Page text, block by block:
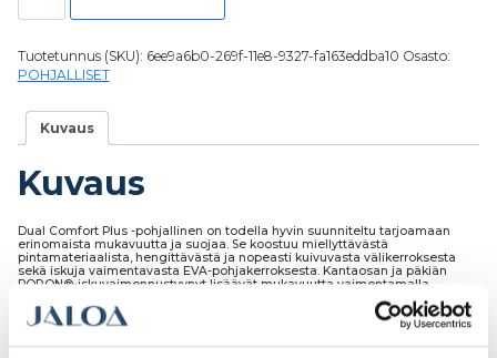
Tuotetunnus (SKU): 6ee9a6b0-269f-11e8-9327-fa163eddba10 Osasto:
POHJALLISET
Kuvaus
Kuvaus
Dual Comfort Plus -pohjallinen on todella hyvin suunniteltu tarjoamaan
erinomaista mukavuutta ja suojaa. Se koostuu miellyttävästä
pintamateriaalista, hengittävästä ja nopeasti kuivuvasta välikerroksesta
sekä iskuja vaimentavasta EVA-pohjakerroksesta. Kantaosan ja päkiän
PORON®-iskuvaimennustyynyt lisäävät mukavuutta vaimentamalla
ulkopuolisia iskuja. Lisäksi pohjallisessa oleva SieviBalance®-
holvikaarentuki parantaa kiertojäykkyyttä.